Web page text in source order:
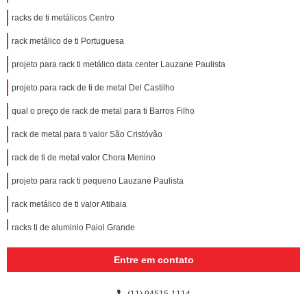
racks de ti metálicos Centro
rack metálico de ti Portuguesa
projeto para rack ti metálico data center Lauzane Paulista
projeto para rack de ti de metal Del Castilho
qual o preço de rack de metal para ti Barros Filho
rack de metal para ti valor São Cristóvão
rack de ti de metal valor Chora Menino
projeto para rack ti pequeno Lauzane Paulista
rack metálico de ti valor Atibaia
racks ti de aluminio Paiol Grande
projeto para rack ti pequeno Lagoa
Entre em contato